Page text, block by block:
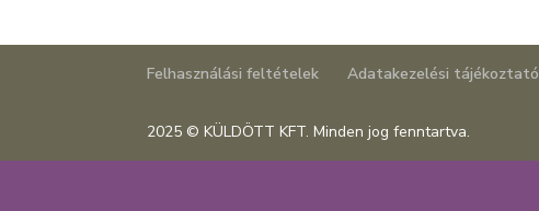
Felhasználási feltételek Adatakezelési tájékoztató
2025 © KÜLDÖTT KFT. Minden jog fenntartva.